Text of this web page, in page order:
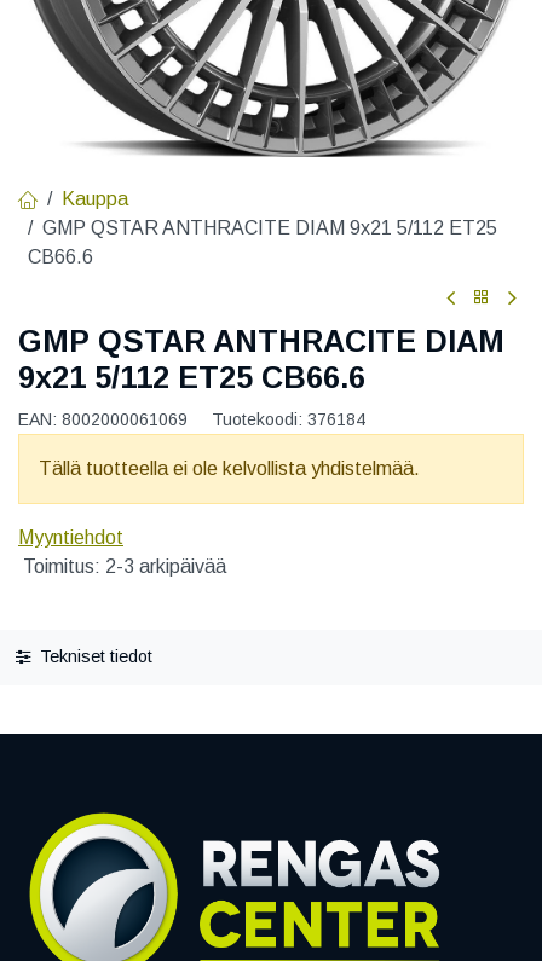
Kauppa
GMP QSTAR ANTHRACITE DIAM 9x21 5/112 ET25
CB66.6
GMP QSTAR ANTHRACITE DIAM
9x21 5/112 ET25 CB66.6
EAN: 8002000061069 Tuotekoodi: 376184
Tällä tuotteella ei ole kelvollista yhdistelmää.
Myyntiehdot
Toimitus: 2-3 arkipäivää
Tekniset tiedot